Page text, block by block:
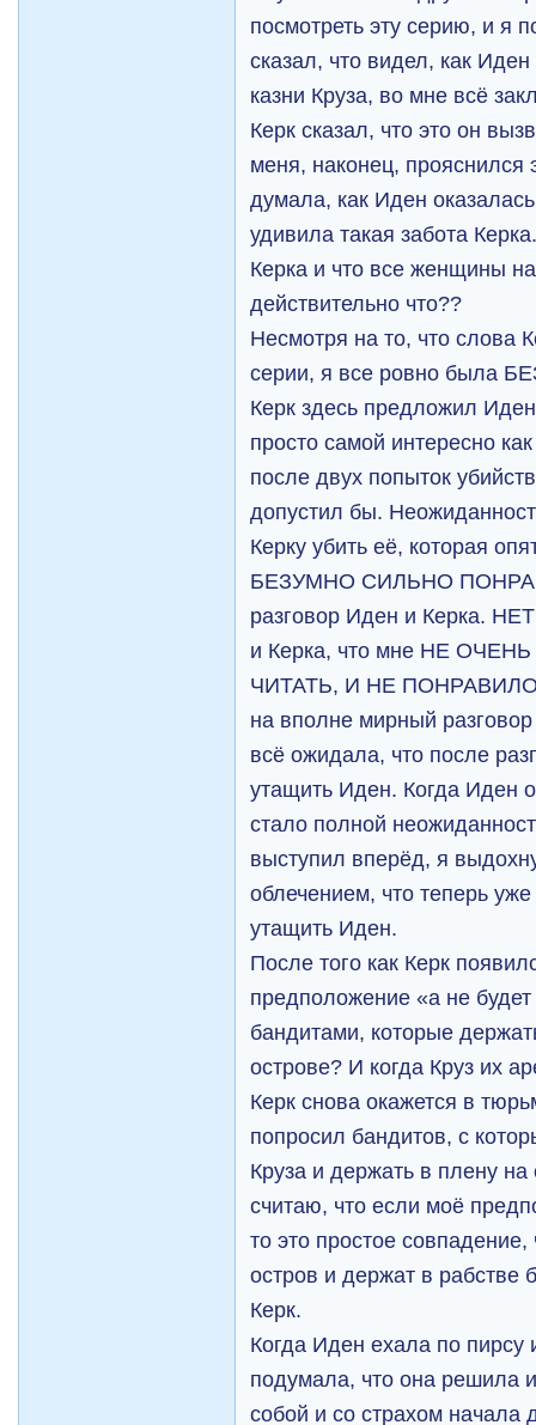
посмотреть эту серию, и я
сказал, что видел, как
казни Круза, во мне всё
Керк сказал, что это он
меня, наконец, прояснился
думала, как Иден
удивила такая забота
Керка и что все женщины
действительно что??
Несмотря на то, что слова
серии, я все ровно была
Керк здесь предложил
просто самой интересно
после двух попыток
допустил бы.
Керку убить её, которая
БЕЗУМНО СИЛЬНО
разговор Иден и Керка.
и Керка, что мне НЕ
ЧИТАТЬ, И НЕ
на вполне мирный
всё ожидала, что после
утащить Иден. Когда Иден
стало полной
выступил вперёд, я
облечением, что теперь
утащить Иден.
После того как Керк
предположение «а не
бандитами, которые
острове? И когда Круз их
Керк снова окажется в
попросил бандитов, с
Круза и держать в плену
считаю, что если моё
то это простое
остров и держат в рабстве
Керк.
Когда Иден ехала по пирсу
подумала, что она решила
собой и со страхом начала